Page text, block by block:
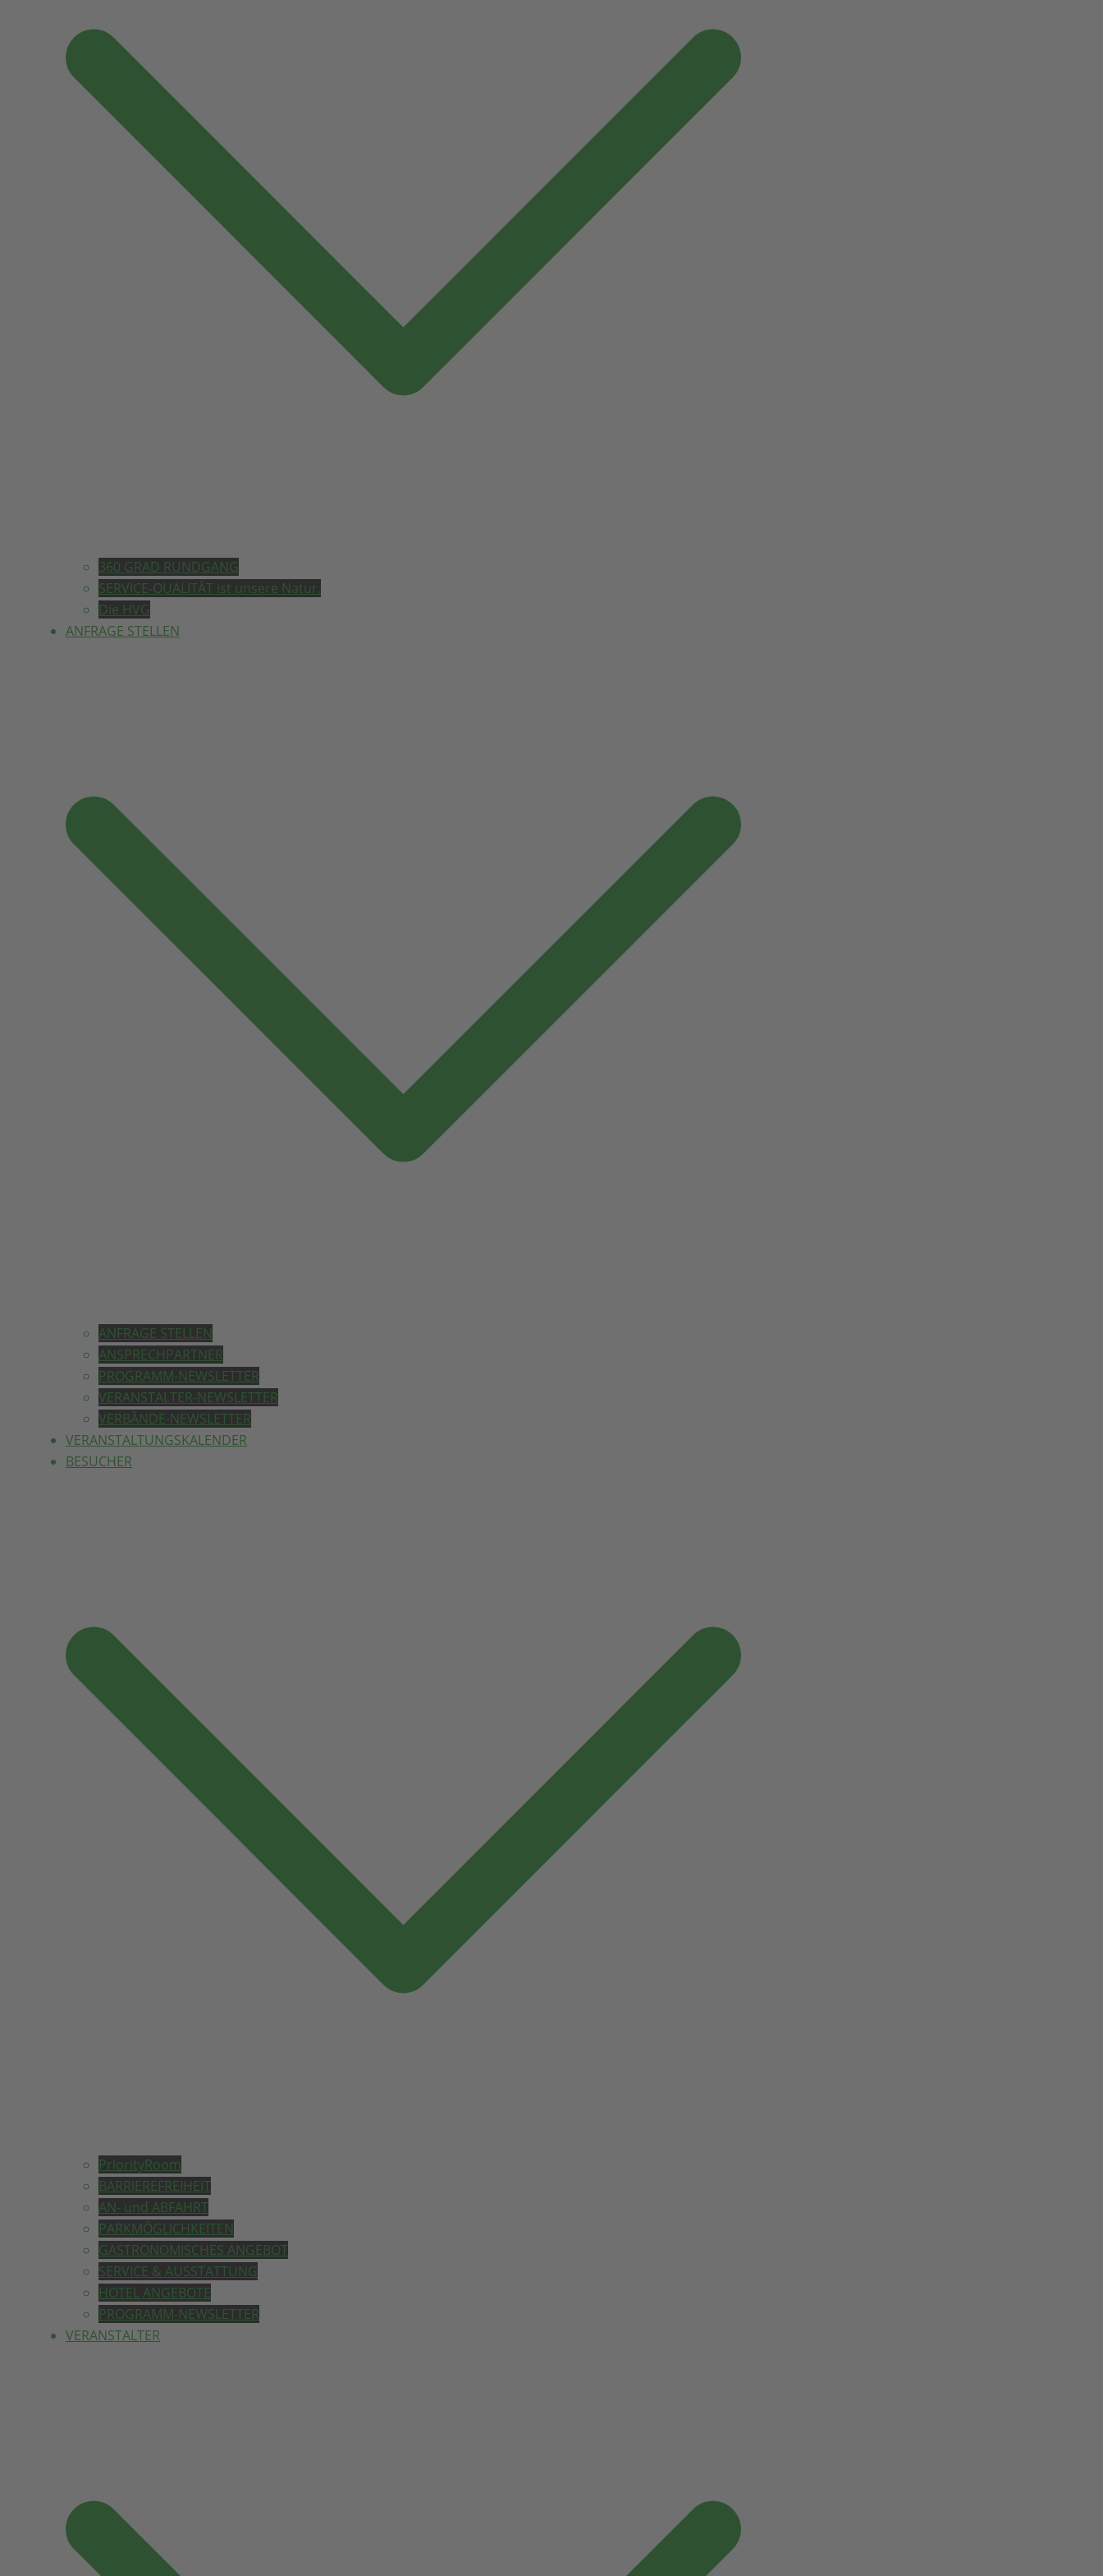
360 GRAD RUNDGANG
SERVICE-QUALITÄT ist unsere Natur.
Die HVG
ANFRAGE STELLEN
ANFRAGE STELLEN
ANSPRECHPARTNER
PROGRAMM-NEWSLETTER
VERANSTALTER-NEWSLETTER
VERBÄNDE-NEWSLETTER
VERANSTALTUNGSKALENDER
BESUCHER
PriorityRoom
BARRIEREFREIHEIT
AN- und ABFAHRT
PARKMÖGLICHKEITEN
GASTRONOMISCHES ANGEBOT
SERVICE & AUSSTATTUNG
HOTEL ANGEBOTE
PROGRAMM-NEWSLETTER
VERANSTALTER